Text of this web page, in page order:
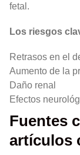
fetal.
Los riesgos
Retrasos en el
Aumento de la
Daño renal
Efectos
Fuentes
artículos